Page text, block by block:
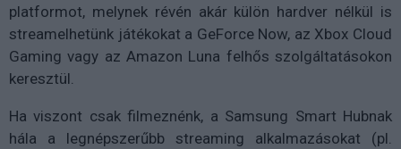
platformot, melynek révén akár külön hardver nélkül is
streamelhetünk játékokat a GeForce Now, az Xbox Cloud
Gaming vagy az Amazon Luna felhős szolgáltatásokon
keresztül.
Ha viszont csak filmeznénk, a Samsung Smart Hubnak
hála a legnépszerűbb streaming alkalmazásokat (pl.